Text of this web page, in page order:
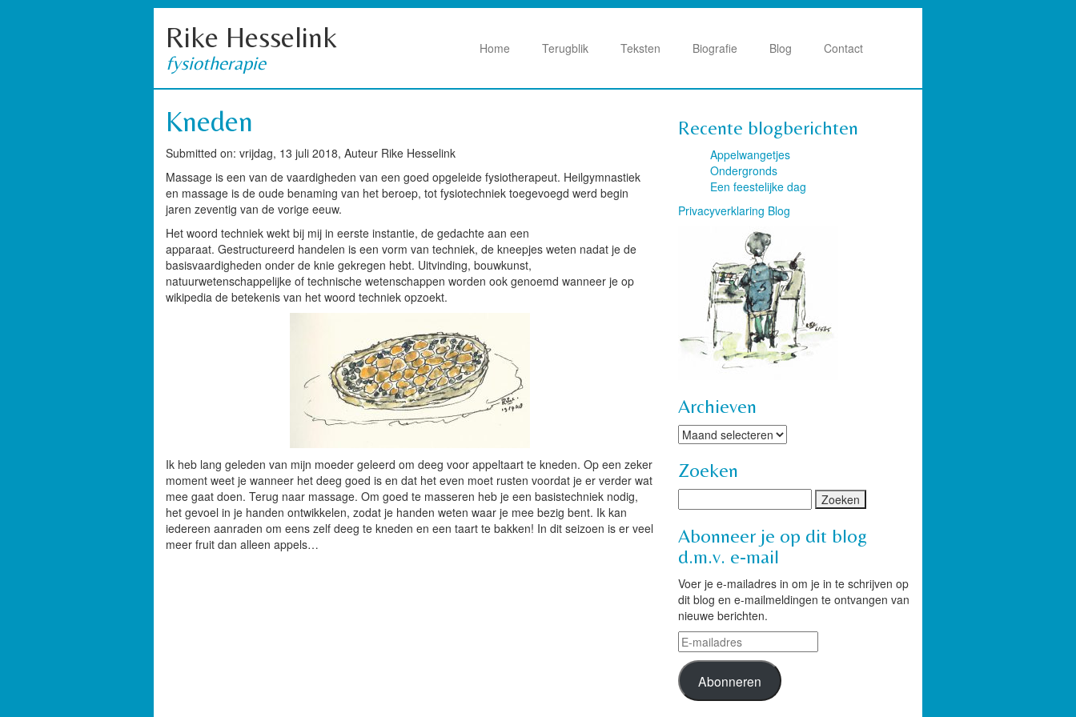
Rike Hesselink
fysiotherapie
Home Terugblik Teksten Biografie Blog Contact
Kneden
Submitted on: vrijdag, 13 juli 2018, Auteur Rike Hesselink
Massage is een van de vaardigheden van een goed opgeleide fysiotherapeut. Heilgymnastiek
en massage is de oude benaming van het beroep, tot fysiotechniek toegevoegd werd begin
jaren zeventig van de vorige eeuw.
Het woord techniek wekt bij mij in eerste instantie, de gedachte aan een
apparaat. Gestructureerd handelen is een vorm van techniek, de kneepjes weten nadat je de
basisvaardigheden onder de knie gekregen hebt. Uitvinding, bouwkunst,
natuurwetenschappelijke of technische wetenschappen worden ook genoemd wanneer je op
wikipedia de betekenis van het woord techniek opzoekt.
Ik heb lang geleden van mijn moeder geleerd om deeg voor appeltaart te kneden. Op een zeker
moment weet je wanneer het deeg goed is en dat het even moet rusten voordat je er verder wat
mee gaat doen. Terug naar massage. Om goed te masseren heb je een basistechniek nodig,
het gevoel in je handen ontwikkelen, zodat je handen weten waar je mee bezig bent. Ik kan
iedereen aanraden om eens zelf deeg te kneden en een taart te bakken! In dit seizoen is er veel
meer fruit dan alleen appels…
Recente blogberichten
Appelwangetjes
Ondergronds
Een feestelijke dag
Privacyverklaring Blog
Archieven
Archieven
Zoeken
Abonneer je op dit blog
d.m.v. e-mail
Voer je e-mailadres in om je in te schrijven op
dit blog en e-mailmeldingen te ontvangen van
nieuwe berichten.
E-
mailadres
Abonneren